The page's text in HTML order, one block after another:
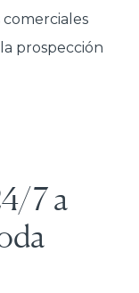
prospección
7 a